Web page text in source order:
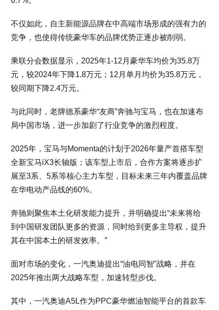
不仅如此，自主新能源品牌在中高端市场形成的强有力的
竞争，也使得传统豪华车的品牌优势正逐步被削弱。
乘联分会数据显示，2025年1-12月豪华车均价为35.8万
元，较2024年下降1.8万元；12月单月均价为35.8万元，
较同期下降2.4万元。
与此同时，老牌德系豪华“友商”奔驰与宝马，也在加速布
局中国市场，进一步加剧了行业竞争的激烈程度。
2025年，宝马与Momenta的计划于2026年量产首搭车型
全新宝马iX3长轴版；该车型上市后，合作方案将逐步扩
展至3系、5系等核心主力车型，目标未来三年内覆盖品牌
在华电动产品线的60%。
奔驰则聚焦本土化研发能力提升，并明确提出“未来将给
到中国研发团队更多的资源，同时给到更多主导权，提升
其在中国本土的研发效率。”
面对市场的变化，一汽奥迪提出“油电同智”战略，并在
2025年推出两大战略车型，加速转型步伐。
其中，一汽奥迪A5L作为PPC豪华燃油智能平台的首款车